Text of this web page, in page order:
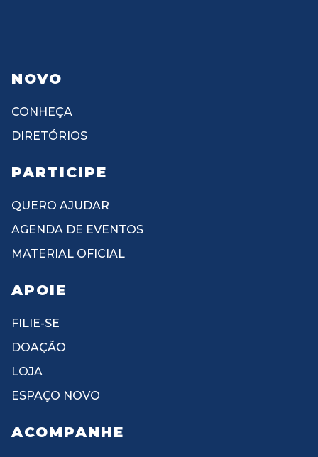
NOVO
CONHEÇA
DIRETÓRIOS
PARTICIPE
QUERO AJUDAR
AGENDA DE EVENTOS
MATERIAL OFICIAL
APOIE
FILIE-SE
DOAÇÃO
LOJA
ESPAÇO NOVO
ACOMPANHE